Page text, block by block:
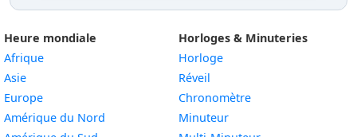
Heure mondiale
Afrique
Asie
Europe
Amérique du Nord
Horloges & Minuteries
Horloge
Réveil
Chronomètre
Minuteur